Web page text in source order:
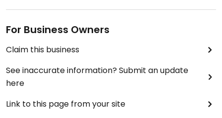
For Business Owners
Claim this business
See inaccurate information? Submit an update
here
Link to this page from your site